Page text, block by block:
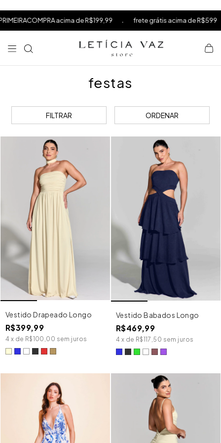
. frete grátis acima de R$599 . 10% OFF na sua
festas
FILTRAR ORDENAR
Vestido Drapeado Longo
R$399,99
4 x de R$100,00 sem juros
Vestido Babados Longo
R$469,99
4 x de R$117,50 sem juros